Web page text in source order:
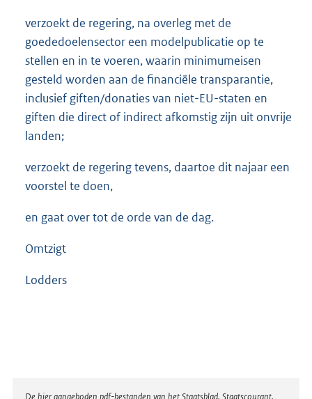
verzoekt de regering, na overleg met de
goededoelensector een modelpublicatie op te
stellen en in te voeren, waarin minimumeisen
gesteld worden aan de financiële transparantie,
inclusief giften/donaties van niet-EU-staten en
giften die direct of indirect afkomstig zijn uit onvrije
landen;
verzoekt de regering tevens, daartoe dit najaar een
voorstel te doen,
en gaat over tot de orde van de dag.
Omtzigt
Lodders
De hier aangeboden pdf-bestanden van het Staatsblad, Staatscourant,